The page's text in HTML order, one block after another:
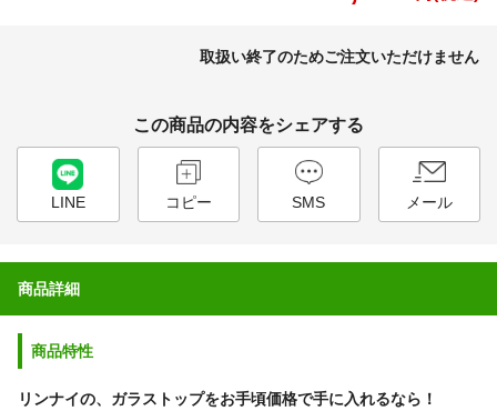
取扱い終了のためご注文いただけません
この商品の内容をシェアする
LINE コピー SMS メール
商品詳細
商品特性
リンナイの、ガラストップをお手頃価格で手に入れるなら！